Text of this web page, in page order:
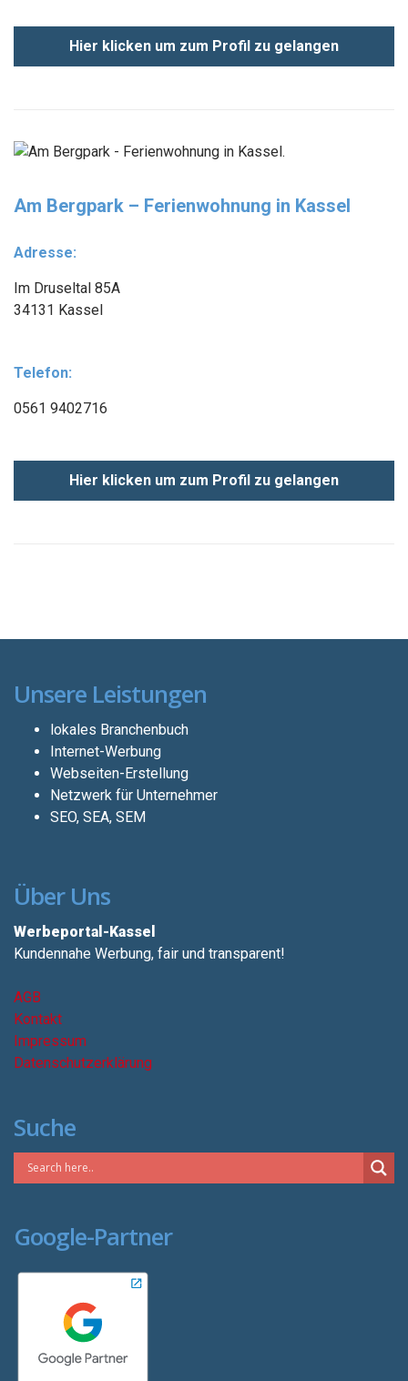
Hier klicken um zum Profil zu gelangen
Am Bergpark – Ferienwohnung in Kassel
Adresse:
Im Druseltal 85A
34131 Kassel
Telefon:
0561 9402716
Hier klicken um zum Profil zu gelangen
Unsere Leistungen
lokales Branchenbuch
Internet-Werbung
Webseiten-Erstellung
Netzwerk für Unternehmer
SEO, SEA, SEM
Über Uns
Werbeportal-Kassel
Kundennahe Werbung, fair und transparent!
AGB
Kontakt
Impressum
Datenschutzerklärung
Suche
Google-Partner